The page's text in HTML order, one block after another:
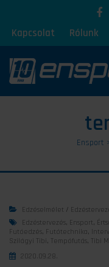
Kapcsolat Rólunk
Ensport
Edzéselmélet /
Edzéstervezés, Ensport ,
Futóedzés, Futótechnika,
Szilágyi Tibi, Tempófutás, Tibi
2020.09.28.